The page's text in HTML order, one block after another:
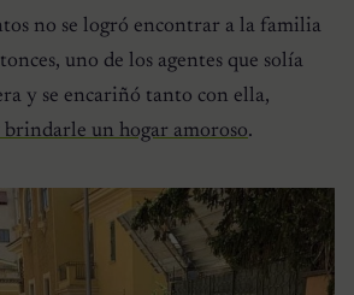
no se logró encontrar a la familia
uno de los agentes que solía
y se encariñó tanto con ella,
un hogar amoroso.